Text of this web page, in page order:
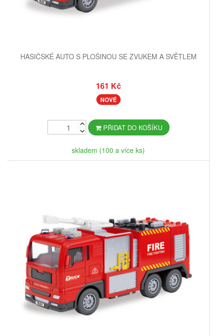
HASIČSKÉ AUTO S PLOŠINOU SE ZVUKEM A SVĚTLEM
161 Kč
NOVÉ
PŘIDAT DO KOŠÍKU
skladem (100 a více ks)